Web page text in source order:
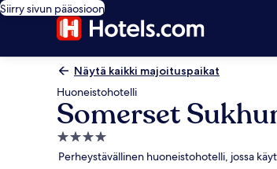
Siirry sivun pääosioon
Näytä kaikki majoituspaikat
Huoneistohotelli
Somerset
4.0
tähden
Perheystävällinen huoneistohotelli, jossa